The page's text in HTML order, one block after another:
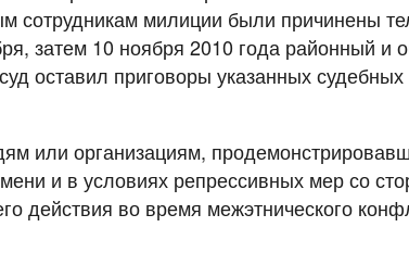
сотрудникам милиции были причинены
затем 10 ноября 2010 года районный и
оставил приговоры указанных
или организациям,
и в условиях репрессивных мер со
действия во время межэтнического